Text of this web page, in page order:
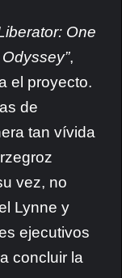
One
,
el proyecto.
de
tan vívida
vez, no
Lynne y
ejecutivos
concluir la